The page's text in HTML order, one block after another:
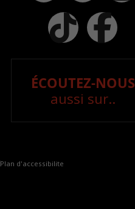
ÉCOUTEZ-NOUS
aussi sur..
Plan d'accessibilite